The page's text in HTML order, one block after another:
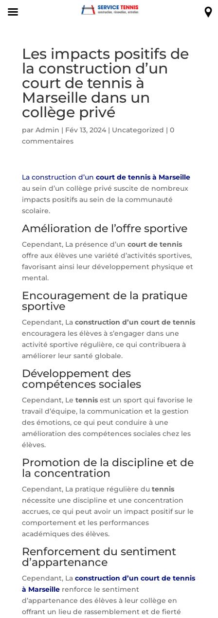
Les impacts positifs de
la construction d’un
court de tennis à
Marseille dans un
collège privé
par Admin | Fév 13, 2024| Uncategorized | 0
commentaires
La construction d’un court de tennis à Marseille
au sein d’un collège privé suscite de nombreux
impacts positifs au sein de la communauté
scolaire.
Amélioration de l’offre sportive
Cependant, La présence d’un court de tennis
offre aux élèves une variété d’activités sportives,
favorisant ainsi leur développement physique et
mental.
Encouragement de la pratique
sportive
Cependant, La construction d’un court de tennis
encouragera les élèves à s’engager dans une
activité sportive régulière, ce qui contribuera à
améliorer leur santé globale.
Développement des
compétences sociales
Cependant, Le tennisest un sport qui favorise le
travail d’équipe, la communication et la gestion
des émotions, ce qui peut conduire à une
amélioration des compétences sociales chez les
élèves.
Promotion de la discipline et de
la concentration
Cependant, La pratique régulière du tennis
nécessite une discipline et une concentration
accrues, ce qui peut avoir un impact positif sur le
comportement et les performances
académiques des élèves.
Renforcement du sentiment
d’appartenance
Cependant, La construction d’un court de tennis
à Marseillerenforce le sentiment
d’appartenance des élèves à leur collège en
offrant un lieu de rassemblement et de fierté